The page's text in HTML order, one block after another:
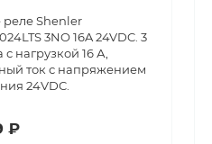
реле Shenler
3NO 16A 24VDC. 3
с нагрузкой 16 А,
ток с напряжением
24VDC.
₽